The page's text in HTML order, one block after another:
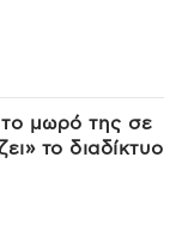
μωρό της σε
το διαδίκτυο